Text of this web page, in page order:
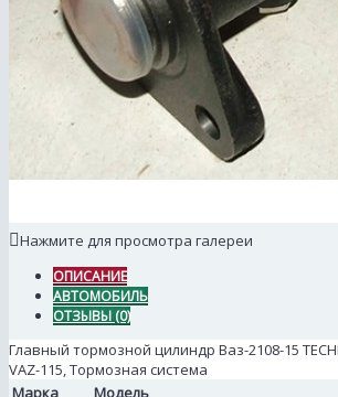
Нажмите для просмотра галереи
ОПИСАНИЕ
АВТОМОБИЛЬ
ОТЗЫВЫ (0)
Главный тормозной цилиндр Ваз-2108-15
VAZ-115, Тормозная система
Марка
Модель